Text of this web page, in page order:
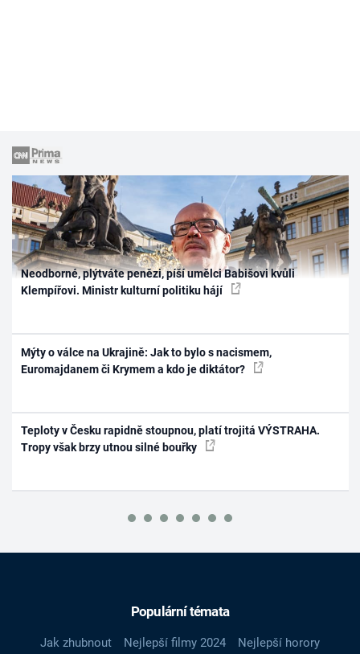
Neodborné, plýtváte penězi, píší umělci Babišovi kvůli
Klempířovi. Ministr kulturní politiku hájí
Mýty o válce na Ukrajině: Jak to bylo s nacismem,
Euromajdanem či Krymem a kdo je diktátor?
Teploty v Česku rapidně stoupnou, platí trojitá VÝSTRAHA.
Tropy však brzy utnou silné bouřky
Populární témata
Jak zhubnout Nejlepší filmy 2024
Nejlepší horory